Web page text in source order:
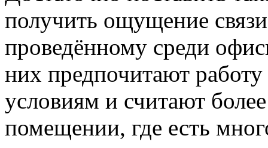
получить ощущение
проведённому среди
них предпочитают
условиям и считают
помещении, где есть